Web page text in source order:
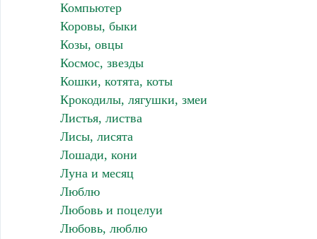
Компьютер
Коровы, быки
Козы, овцы
Космос, звезды
Кошки, котята, коты
Крокодилы, лягушки, змеи
Листья, листва
Лисы, лисята
Лошади, кони
Луна и месяц
Люблю
Любовь и поцелуи
Любовь, люблю